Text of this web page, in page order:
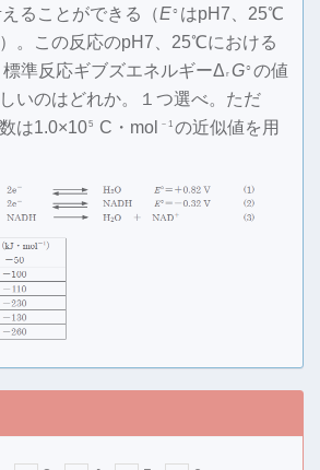
ることができる（E○ はpH7、25℃
。この反応のpH7、25℃における
標準反応ギブズエネルギーΔ r G○ の値
いのはどれか。１つ選べ。ただ
は1.0×105 C・mol －1 の近似値を用